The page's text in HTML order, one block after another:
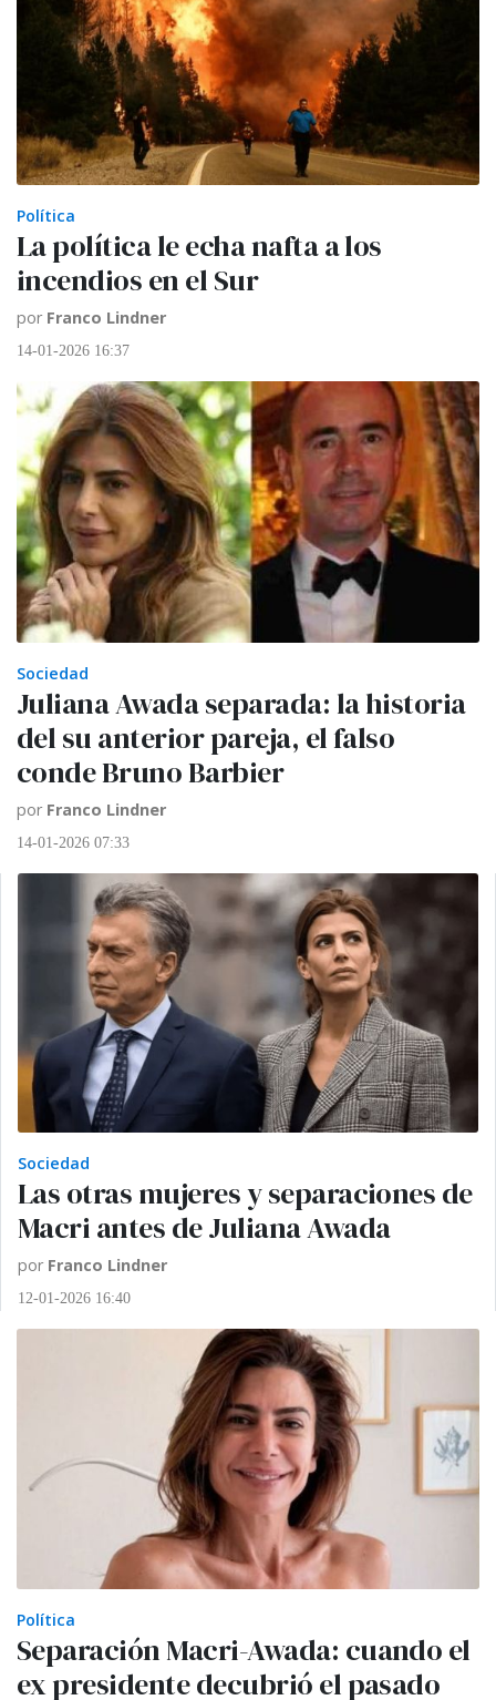
Política
La política le echa nafta a los
incendios en el Sur
por Franco Lindner
14-01-2026 16:37
Sociedad
Juliana Awada separada: la historia
del su anterior pareja, el falso
conde Bruno Barbier
por Franco Lindner
14-01-2026 07:33
Sociedad
Las otras mujeres y separaciones de
Macri antes de Juliana Awada
por Franco Lindner
12-01-2026 16:40
Política
Separación Macri-Awada: cuando el
ex presidente decubrió el pasado